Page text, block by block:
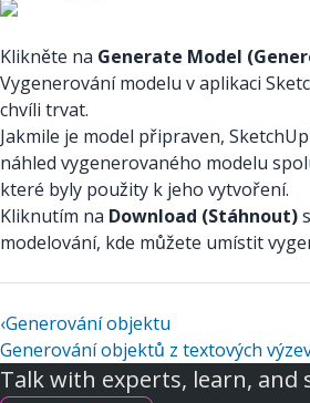
Klikněte na Generate Model
Vygenerování modelu v aplikaci
chvíli trvat.
Jakmile je model připraven,
náhled vygenerovaného modelu
které byly použity k jeho vytvoření.
Kliknutím na Download (Stáhnout)
modelování, kde můžete umístit
‹Generování objektu
Generování objektů z textových
Talk with experts, learn, and